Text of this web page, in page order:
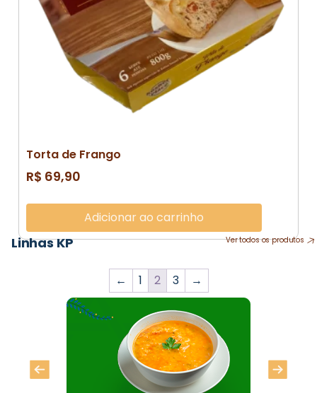
Torta de Frango
R$ 69,90
Adicionar ao carrinho
← 1 2 3 →
Linhas KP Ver todos os produtos